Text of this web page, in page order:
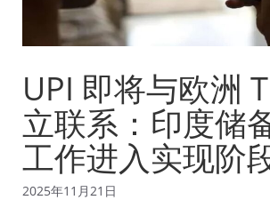
UPI 即将与欧洲
立联系：印度储
工作进入实现阶
2025年11月21日